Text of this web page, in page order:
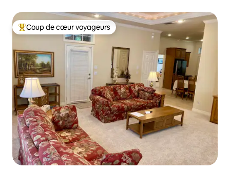
Coup de cœur voyageurs parmi les plus aimés
Coup de cœur voyageurs